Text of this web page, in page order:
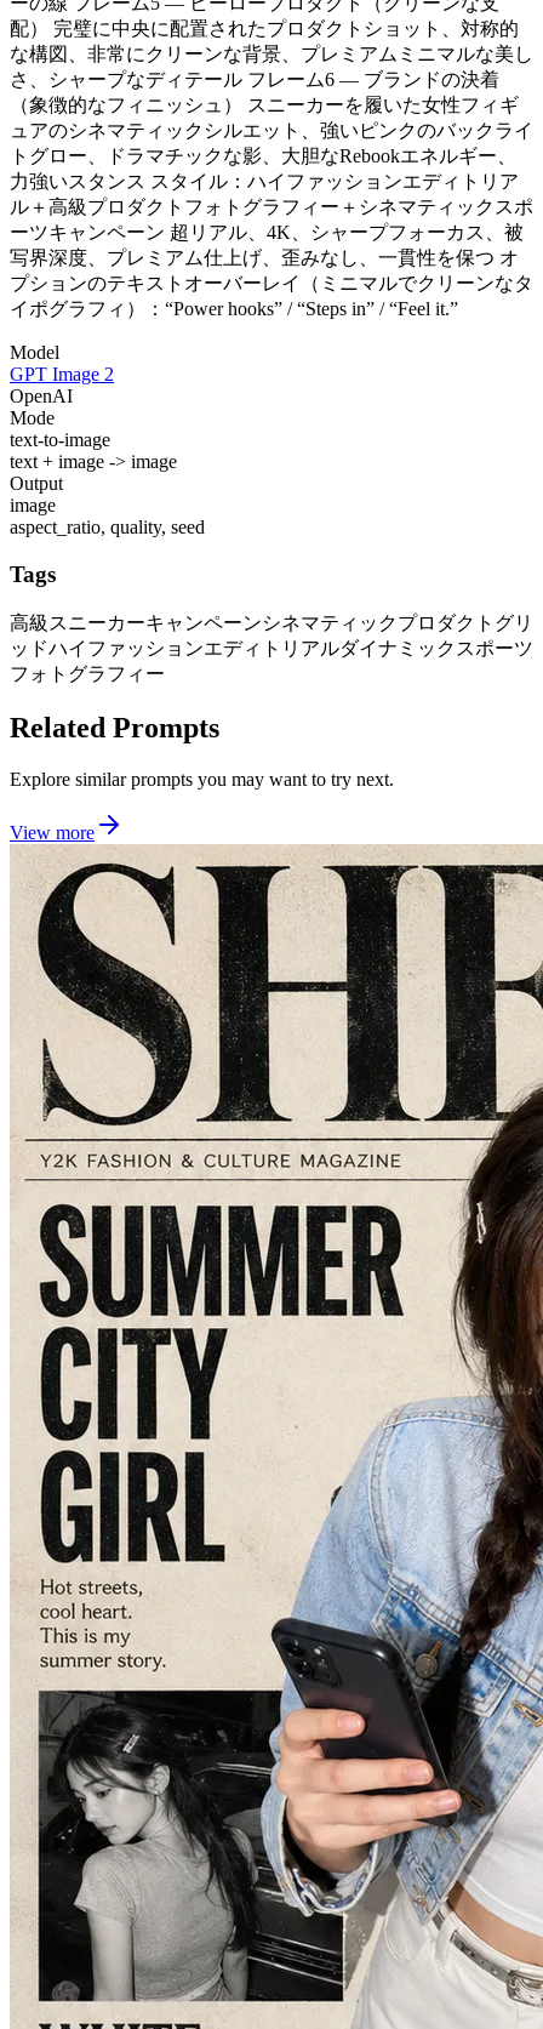
配） 完璧に中央に配置されたプロダクトショット、対称的
な構図、非常にクリーンな背景、プレミアムミニマルな美し
さ、シャープなディテール フレーム6 — ブランドの決着
（象徴的なフィニッシュ） スニーカーを履いた女性フィギ
ュアのシネマティックシルエット、強いピンクのバックライ
トグロー、ドラマチックな影、大胆なRebookエネルギー、
力強いスタンス スタイル：ハイファッションエディトリア
ル＋高級プロダクトフォトグラフィー＋シネマティックスポ
ーツキャンペーン 超リアル、4K、シャープフォーカス、被
写界深度、プレミアム仕上げ、歪みなし、一貫性を保つ オ
プションのテキストオーバーレイ（ミニマルでクリーンなタ
イポグラフィ）：“Power hooks” / “Steps in” / “Feel it.”
Model
GPT Image 2
OpenAI
Mode
text-to-image
text + image -> image
Output
image
aspect_ratio, quality, seed
Tags
高級スニーカーキャンペーンシネマティックプロダクトグリ
ッドハイファッションエディトリアルダイナミックスポーツ
フォトグラフィー
Related Prompts
Explore similar prompts you may want to try next.
View more